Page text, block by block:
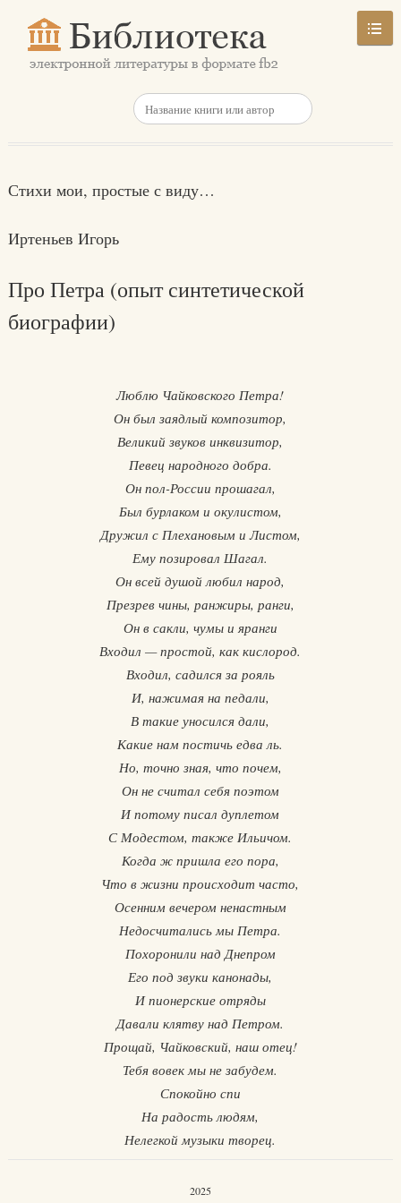
Стихи мои, простые с виду…
Иртеньев Игорь
Про Петра (опыт синтетической
биографии)
Люблю Чайковского Петра!
Он был заядлый композитор,
Великий звуков инквизитор,
Певец народного добра.
Он пол-России прошагал,
Был бурлаком и окулистом,
Дружил с Плехановым и Листом,
Ему позировал Шагал.
Он всей душой любил народ,
Презрев чины, ранжиры, ранги,
Он в сакли, чумы и яранги
Входил — простой, как кислород.
Входил, садился за рояль
И, нажимая на педали,
В такие уносился дали,
Какие нам постичь едва ль.
Но, точно зная, что почем,
Он не считал себя поэтом
И потому писал дуплетом
С Модестом, также Ильичом.
Когда ж пришла его пора,
Что в жизни происходит часто,
Осенним вечером ненастным
Недосчитались мы Петра.
Похоронили над Днепром
Его под звуки канонады,
И пионерские отряды
Давали клятву над Петром.
Прощай, Чайковский, наш отец!
Тебя вовек мы не забудем.
Спокойно спи
На радость людям,
Нелегкой музыки творец.
2025